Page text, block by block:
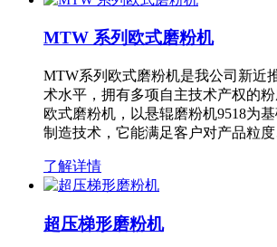
MTW 系列欧式磨粉机
MTW系列欧式磨粉机是我公司新近
术水平，拥有多项自主技术产权的
欧式磨粉机，以悬辊磨粉机9518为
制造技术，它能满足客户对产品粒
了解详情
超压梯形磨粉机